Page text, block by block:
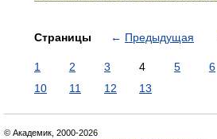
Страницы ← Предыдущая
1 2 3 4 5 6
10
11 12 13
© Академик, 2000-2026